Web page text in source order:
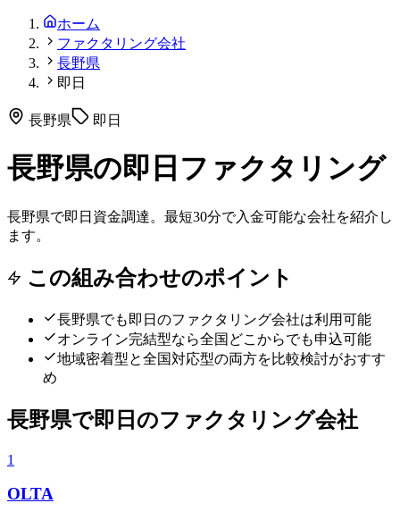
ホーム
ファクタリング会社
長野県
即日
長野県 即日
長野県の即日ファクタリング
長野県で即日資金調達。最短30分で入金可能な会社を紹介し
ます。
この組み合わせのポイント
長野県でも 即日 のファクタリング会社は利用可能
オンライン完結型なら全国どこからでも申込可能
地域密着型と全国対応型の両方を比較検討がおすす
め
長野県で即日 のファクタリング会社
1
OLTA